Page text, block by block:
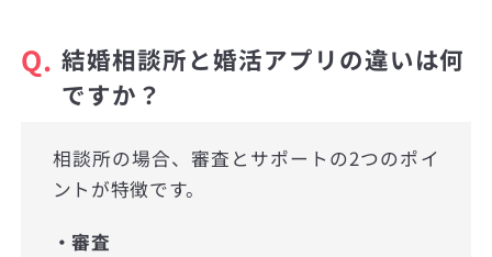
Q. 結婚相談所と婚活アプリの違いは何
ですか？
相談所の場合、審査とサポートの2つのポイ
ントが特徴です。
・審査